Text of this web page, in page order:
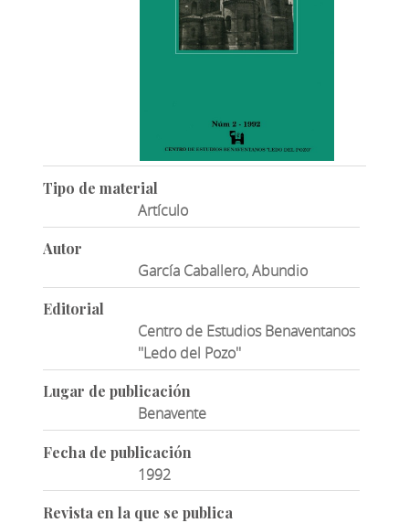
Tipo de material
Artículo
Autor
García Caballero, Abundio
Editorial
Centro de Estudios Benaventanos
''Ledo del Pozo''
Lugar de publicación
Benavente
Fecha de publicación
1992
Revista en la que se publica